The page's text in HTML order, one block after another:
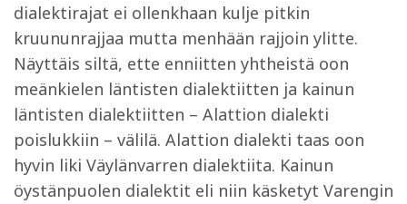
dialektirajat ei ollenkhaan kulje pitkin
kruununrajjaa mutta menhään rajjoin ylitte.
Näyttäis siltä, ette enniitten yhtheistä oon
meänkielen läntisten dialektiitten ja kainun
läntisten dialektiitten – Alattion dialekti
poislukkiin – välilä. Alattion dialekti taas oon
hyvin liki Väylänvarren dialektiita. Kainun
öystänpuolen dialektit eli niin käsketyt Varengin